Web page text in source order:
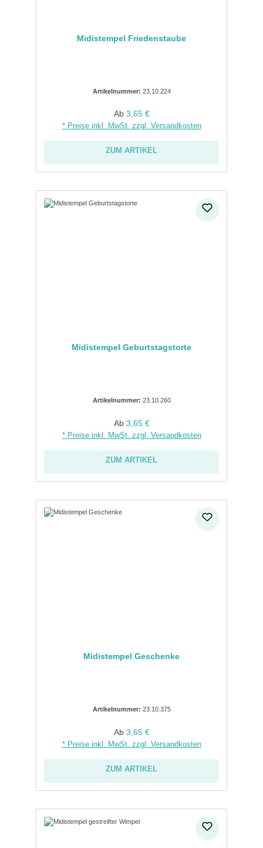
Midistempel Friedenstaube
Artikelnummer: 23.10.224
Regulärer Preis:
Ab 3,65 €
* Preise inkl. MwSt. zzgl. Versandkosten
ZUM ARTIKEL
Midistempel Geburtstagstorte
Artikelnummer: 23.10.260
Regulärer Preis:
Ab 3,65 €
* Preise inkl. MwSt. zzgl. Versandkosten
ZUM ARTIKEL
Midistempel Geschenke
Artikelnummer: 23.10.375
Regulärer Preis:
Ab 3,65 €
* Preise inkl. MwSt. zzgl. Versandkosten
ZUM ARTIKEL